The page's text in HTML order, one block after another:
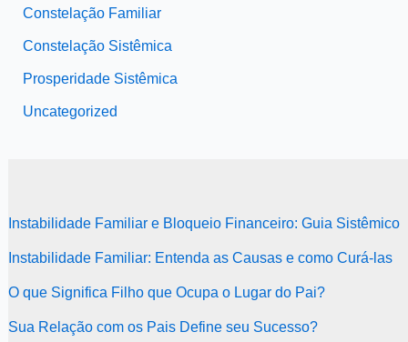
Constelação Familiar
Constelação Sistêmica
Prosperidade Sistêmica
Uncategorized
Instabilidade Familiar e Bloqueio Financeiro: Guia Sistêmico
Instabilidade Familiar: Entenda as Causas e como Curá-las
O que Significa Filho que Ocupa o Lugar do Pai?
Sua Relação com os Pais Define seu Sucesso?